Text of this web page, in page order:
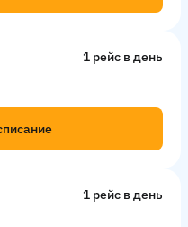
1 рейс в день
1 рейс в день